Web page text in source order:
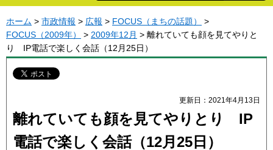
ホーム > 市政情報 > 広報 > FOCUS（まちの話題）
>
FOCUS（2009年）
> 2009年12月 > 離れていても顔を見てやりと
り IP電話で楽しく会話（12月25日）
更新日：2021年4月13日
離れていても顔を見てやりとり IP
電話で楽しく会話（12月25日）